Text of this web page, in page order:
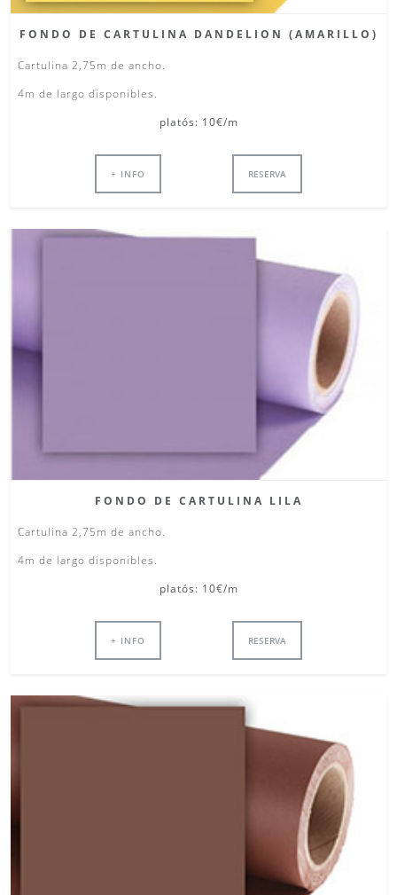
FONDO DE CARTULINA DANDELION (AMARILLO)
Cartulina 2,75m de ancho.
4m de largo disponibles.
platós: 10€/m
+ INFO RESERVA
FONDO DE CARTULINA LILA
Cartulina 2,75m de ancho.
4m de largo disponibles.
platós: 10€/m
+ INFO RESERVA